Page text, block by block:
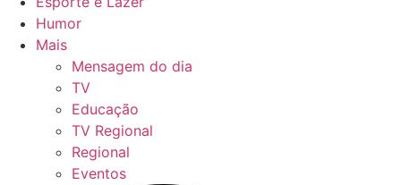
Humor
Mais
Mensagem do dia
TV
Educação
TV Regional
Regional
Eventos